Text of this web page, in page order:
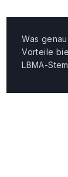
Was
Vorteile
LBMA-